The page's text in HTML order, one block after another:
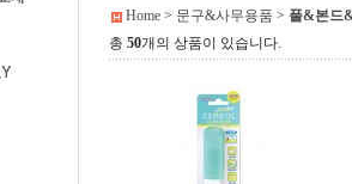
Home > 문구&사무용품 > 풀&본드
총 50개의 상품이 있습니다.